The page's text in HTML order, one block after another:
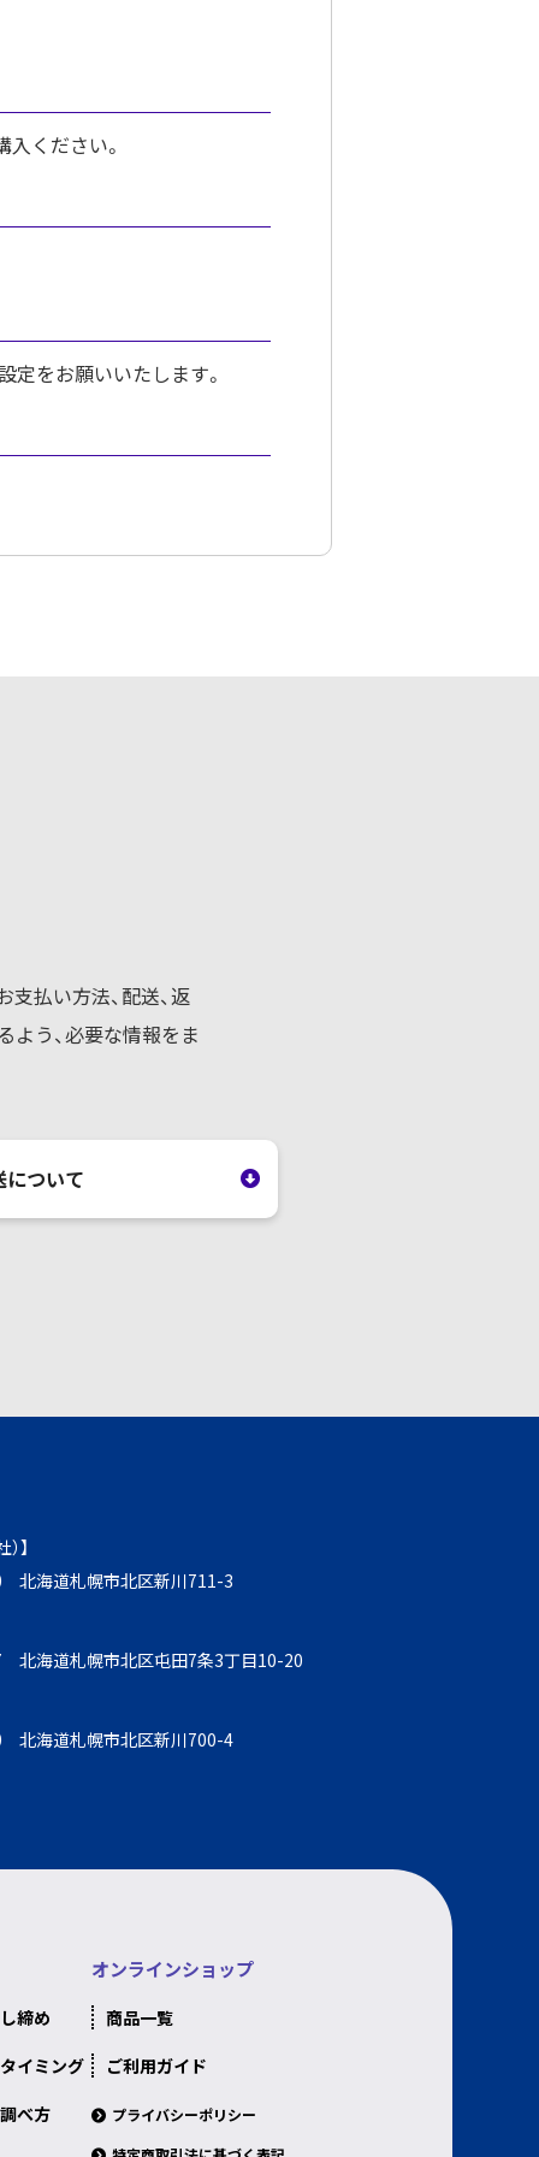
ください。
定をお願いいたします。
払い方法、配送、返
よう、必要な情報をま
について
】
北海道札幌市北区新川711-3
北海道札幌市北区屯田7条3丁目10-20
北海道札幌市北区新川700-4
締め
イミング
べ方
オンラインショップ
商品一覧
ご利用ガイド
プライバシーポリシー